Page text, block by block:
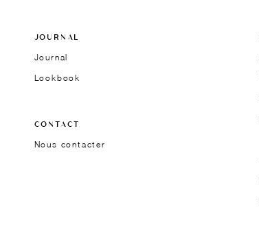
JOURNAL
Journal
Lookbook
CONTACT
Nous contacter